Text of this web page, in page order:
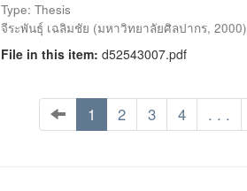
Type: Thesis
จีระพันธุ์ เฉลิมชัย (มหาวิทยาลัยศิลปากร, 2000)
File in this item: d52543007.pdf
1 2 3 4 . . .